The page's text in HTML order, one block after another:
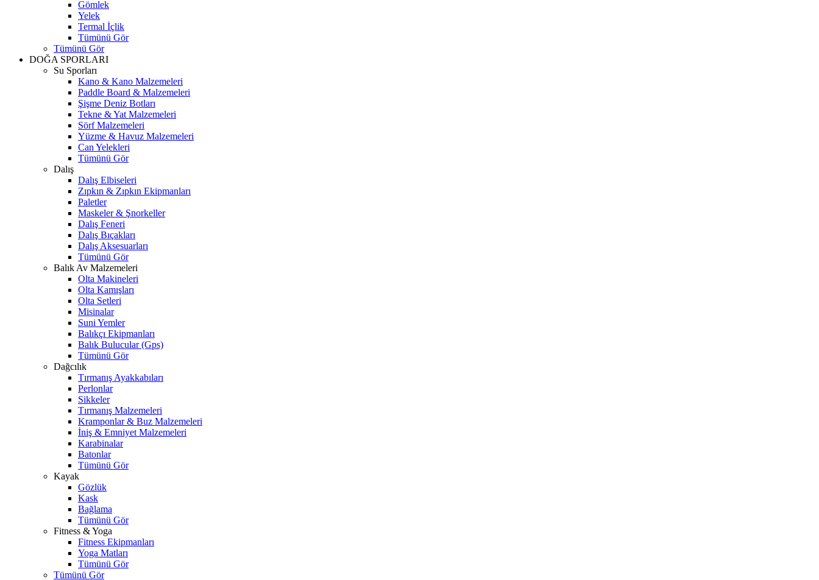
Gömlek
Yelek
Termal İçlik
Tümünü Gör
Tümünü Gör
DOĞA SPORLARI
Su Sporları
Kano & Kano Malzemeleri
Paddle Board & Malzemeleri
Şişme Deniz Botları
Tekne & Yat Malzemeleri
Sörf Malzemeleri
Yüzme & Havuz Malzemeleri
Can Yelekleri
Tümünü Gör
Dalış
Dalış Elbiseleri
Zıpkın & Zıpkın Ekipmanları
Paletler
Maskeler & Şnorkeller
Dalış Feneri
Dalış Bıçakları
Dalış Aksesuarları
Tümünü Gör
Balık Av Malzemeleri
Olta Makineleri
Olta Kamışları
Olta Setleri
Misinalar
Suni Yemler
Balıkçı Ekipmanları
Balık Bulucular (Gps)
Tümünü Gör
Dağcılık
Tırmanış Ayakkabıları
Perlonlar
Sikkeler
Tırmanış Malzemeleri
Kramponlar & Buz Malzemeleri
İniş & Emniyet Malzemeleri
Karabinalar
Batonlar
Tümünü Gör
Kayak
Gözlük
Kask
Bağlama
Tümünü Gör
Fitness & Yoga
Fitness Ekipmanları
Yoga Matları
Tümünü Gör
Tümünü Gör